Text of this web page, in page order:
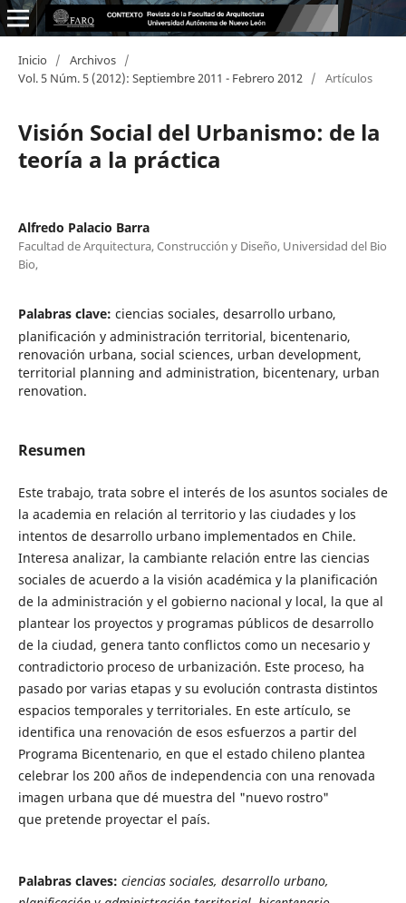
Inicio / Archivos /
Vol. 5 Núm. 5 (2012): Septiembre 2011 - Febrero 2012 / Artículos
Visión Social del Urbanismo: de la
teoría a la práctica
Alfredo Palacio Barra
Facultad de Arquitectura, Construcción y Diseño, Universidad del Bio
Bio,
Palabras clave: ciencias sociales, desarrollo urbano,
planificación y administración territorial, bicentenario,
renovación urbana, social sciences, urban development,
territorial planning and administration, bicentenary, urban
renovation.
Resumen
Este trabajo, trata sobre el interés de los asuntos sociales de
la academia en relación al territorio y las ciudades y los
intentos de desarrollo urbano implementados en Chile.
Interesa analizar, la cambiante relación entre las ciencias
sociales de acuerdo a la visión académica y la planificación
de la administración y el gobierno nacional y local, la que al
plantear los proyectos y programas públicos de desarrollo
de la ciudad, genera tanto conflictos como un necesario y
contradictorio proceso de urbanización. Este proceso, ha
pasado por varias etapas y su evolución contrasta distintos
espacios temporales y territoriales. En este artículo, se
identifica una renovación de esos esfuerzos a partir del
Programa Bicentenario, en que el estado chileno plantea
celebrar los 200 años de independencia con una renovada
imagen urbana que dé muestra del "nuevo rostro"
que pretende proyectar el país.
Palabras claves: ciencias sociales, desarrollo urbano,